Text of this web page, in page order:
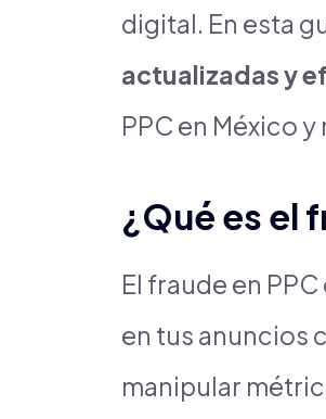
digital. En esta
actualizadas y
PPC en México
¿Qué es el
El fraude en
en tus anuncios
manipular